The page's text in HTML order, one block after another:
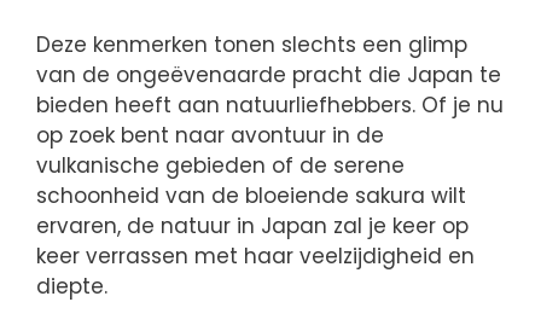
Deze kenmerken tonen slechts een glimp
van de ongeëvenaarde pracht die Japan te
bieden heeft aan natuurliefhebbers. Of je nu
op zoek bent naar avontuur in de
vulkanische gebieden of de serene
schoonheid van de bloeiende sakura wilt
ervaren, de natuur in Japan zal je keer op
keer verrassen met haar veelzijdigheid en
diepte.